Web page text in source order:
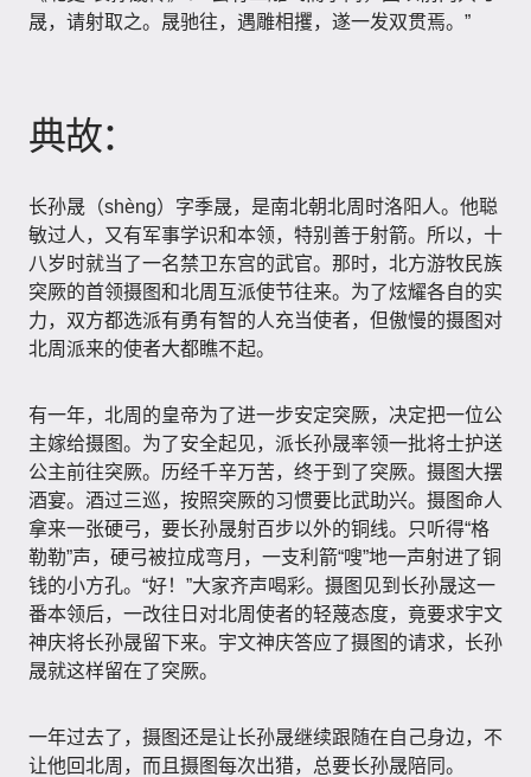
晟，请射取之。晟驰往，遇雕相攫，遂一发双贯焉。”
典故：
长孙晟（shèng）字季晟，是南北朝北周时洛阳人。他聪
敏过人，又有军事学识和本领，特别善于射箭。所以，十
八岁时就当了一名禁卫东宫的武官。那时，北方游牧民族
突厥的首领摄图和北周互派使节往来。为了炫耀各自的实
力，双方都选派有勇有智的人充当使者，但傲慢的摄图对
北周派来的使者大都瞧不起。
有一年，北周的皇帝为了进一步安定突厥，决定把一位公
主嫁给摄图。为了安全起见，派长孙晟率领一批将士护送
公主前往突厥。历经千辛万苦，终于到了突厥。摄图大摆
酒宴。酒过三巡，按照突厥的习惯要比武助兴。摄图命人
拿来一张硬弓，要长孙晟射百步以外的铜线。只听得“格
勒勒”声，硬弓被拉成弯月，一支利箭“嗖”地一声射进了铜
钱的小方孔。“好！”大家齐声喝彩。摄图见到长孙晟这一
番本领后，一改往日对北周使者的轻蔑态度，竟要求宇文
神庆将长孙晟留下来。宇文神庆答应了摄图的请求，长孙
晟就这样留在了突厥。
一年过去了，摄图还是让长孙晟继续跟随在自己身边，不
让他回北周，而且摄图每次出猎，总要长孙晟陪同。